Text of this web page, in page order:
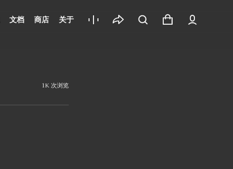
文档 商店 关于
1K 次浏览